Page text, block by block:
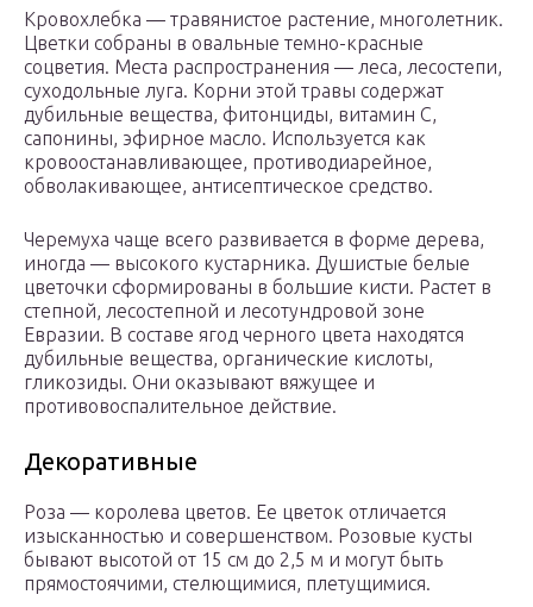
Кровохлебка — травянистое растение, многолетник.
Цветки собраны в овальные темно-красные
соцветия. Места распространения — леса, лесостепи,
суходольные луга. Корни этой травы содержат
дубильные вещества, фитонциды, витамин С,
сапонины, эфирное масло. Используется как
кровоостанавливающее, противодиарейное,
обволакивающее, антисептическое средство.
Черемуха чаще всего развивается в форме дерева,
иногда — высокого кустарника. Душистые белые
цветочки сформированы в большие кисти. Растет в
степной, лесостепной и лесотундровой зоне
Евразии. В составе ягод черного цвета находятся
дубильные вещества, органические кислоты,
гликозиды. Они оказывают вяжущее и
противовоспалительное действие.
Декоративные
Роза — королева цветов. Ее цветок отличается
изысканностью и совершенством. Розовые кусты
бывают высотой от 15 см до 2,5 м и могут быть
прямостоячими, стелющимися, плетущимися.